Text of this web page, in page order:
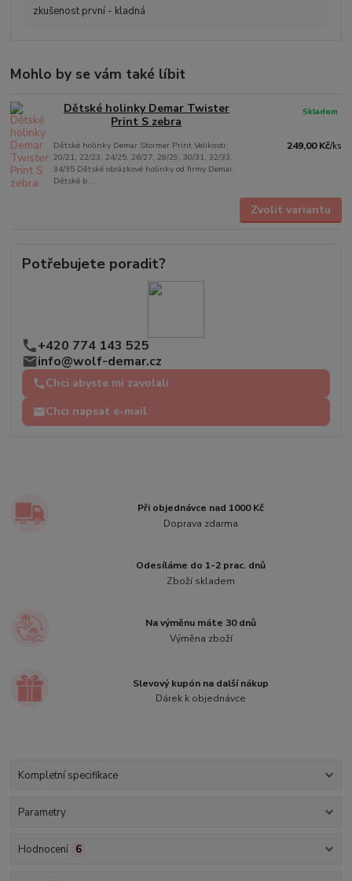
zkušenost první - kladná
Mohlo by se vám také líbit
Dětské holinky Demar Twister
Print S zebra
Dětské holinky Demar Stormer Print Velikosti:
20/21, 22/23, 24/25, 26/27, 28/29, 30/31, 32/33,
34/35 Dětské obrázkové holinky od firmy Demar.
Dětské b...
249,00 Kč/ks
Skladem
Zvolit variantu
Potřebujete poradit?
+420 774 143 525
info@wolf-demar.cz
Chci abyste mi zavolali
Chci napsat e-mail
Při objednávce nad 1000 Kč
Doprava zdarma
Odesíláme do 1-2 prac. dnů
Zboží skladem
Na výměnu máte 30 dnů
Výměna zboží
Slevový kupón na další nákup
Dárek k objednávce
Kompletní specifikace
Parametry
Hodnocení 6